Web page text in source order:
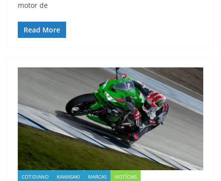
motor de
Read More
COTIDIANO KAWASAKI MARCAS NOTÍCIAS